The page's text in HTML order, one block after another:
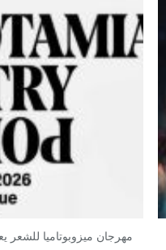
مهرجان ميزوبوتاميا للشعر